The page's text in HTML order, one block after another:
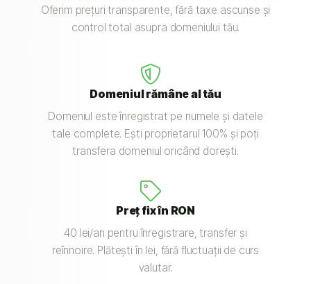
Oferim prețuri transparente, fără taxe ascunse și
control total asupra domeniului tău.
Domeniul rămâne al tău
Domeniul este înregistrat pe numele și datele
tale complete. Ești proprietarul 100% și poți
transfera domeniul oricând dorești.
Preț fix în RON
40 lei/an pentru înregistrare, transfer și
reînnoire. Plătești în lei, fără fluctuații de curs
valutar.